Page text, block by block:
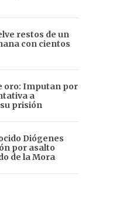
restos de un
con cientos
oro: Imputan por
a
prisión
Diógenes
por asalto
de la Mora